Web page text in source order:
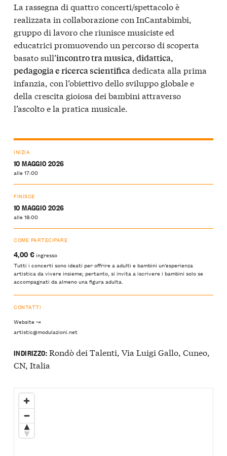
La rassegna di quattro concerti/spettacolo è
realizzata in collaborazione con InCantabimbi,
gruppo di lavoro che riunisce musiciste ed
educatrici promuovendo un percorso di scoperta
basato sull’incontro tra musica, didattica,
pedagogia e ricerca scientificadedicata alla prima
infanzia, con l’obiettivo dello sviluppo globale e
della crescita gioiosa dei bambini attraverso
l’ascolto e la pratica musicale.
INIZIA
10 MAGGIO 2026
alle 17:00
FINISCE
10 MAGGIO 2026
alle 18:00
COME PARTECIPARE
4,00 €ingresso
Tutti i concerti sono ideati per offrire a adulti e bambini un'esperienza
artistica da vivere insieme; pertanto, si invita a iscrivere i bambini solo se
accompagnati da almeno una figura adulta.
CONTATTI
Website ↝
artistic@modulazioni.net
INDIRIZZO:Rondò dei Talenti, Via Luigi Gallo, Cuneo,
CN, Italia